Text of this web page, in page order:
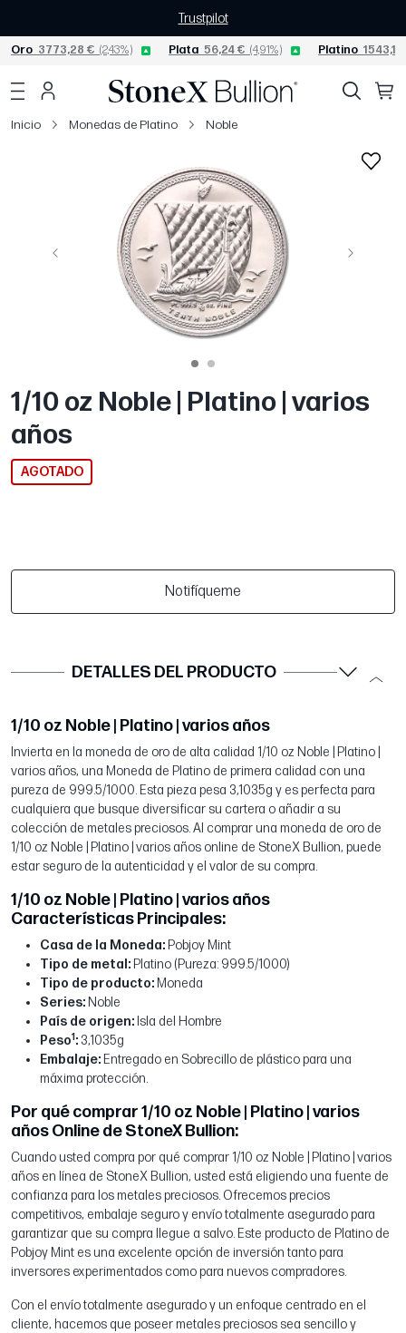
Trustpilot
Oro 3773,28 € (2,43%) Plata 56,24 € (4,91%) Platino 1543,10
Inicio Monedas de Platino Noble
Página anterior Siguiente
1/10 oz Noble | Platino | varios
años
AGOTADO
Notifíqueme
DETALLES DEL PRODUCTO
1/10 oz Noble | Platino | varios años
Invierta en la moneda de oro de alta calidad 1/10 oz Noble | Platino |
varios años, una Moneda de Platino de primera calidad con una
pureza de 999.5/1000. Esta pieza pesa 3,1035g y es perfecta para
cualquiera que busque diversificar su cartera o añadir a su
colección de metales preciosos. Al comprar una moneda de oro de
1/10 oz Noble | Platino | varios años online de StoneX Bullion, puede
estar seguro de la autenticidad y el valor de su compra.
1/10 oz Noble | Platino | varios años
Características Principales:
Casa de la Moneda: Pobjoy Mint
Tipo de metal: Platino (Pureza: 999.5/1000)
Tipo de producto: Moneda
Series: Noble
País de origen: Isla del Hombre
Peso1: 3,1035g
Embalaje: Entregado en Sobrecillo de plástico para una
máxima protección.
Por qué comprar 1/10 oz Noble | Platino | varios
años Online de StoneX Bullion:
Cuando usted compra por qué comprar 1/10 oz Noble | Platino | varios
años en línea de StoneX Bullion, usted está eligiendo una fuente de
confianza para los metales preciosos. Ofrecemos precios
competitivos, embalaje seguro y envío totalmente asegurado para
garantizar que su compra llegue a salvo. Este producto de Platino de
Pobjoy Mint es una excelente opción de inversión tanto para
inversores experimentados como para nuevos compradores.
Con el envío totalmente asegurado y un enfoque centrado en el
cliente, hacemos que poseer metales preciosos sea sencillo y